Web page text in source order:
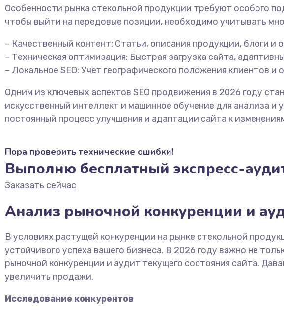
Особенности рынка стекольной продукции требуют особого
чтобы выйти на передовые позиции, необходимо учитывать
– Качественный контент: Статьи, описания продукции, блоги
– Техническая оптимизация: Быстрая загрузка сайта,
– Локальное SEO: Учет географического положения клиентов
Одним из ключевых аспектов SEO продвижения в 2026 году
искусственный интеллект и машинное обучение для анализа и
постоянный процесс улучшения и адаптации сайта к
Пора проверить технические ошибки!
Выполню бесплатный экспресс-
Заказать сейчас
Анализ рыночной конкуренции и
В условиях растущей конкуренции на рынке стекольной
устойчивого успеха вашего бизнеса. В 2026 году важно не
рыночной конкуренции и аудит текущего состояния сайта.
увеличить продажи.
Исследование конкурентов